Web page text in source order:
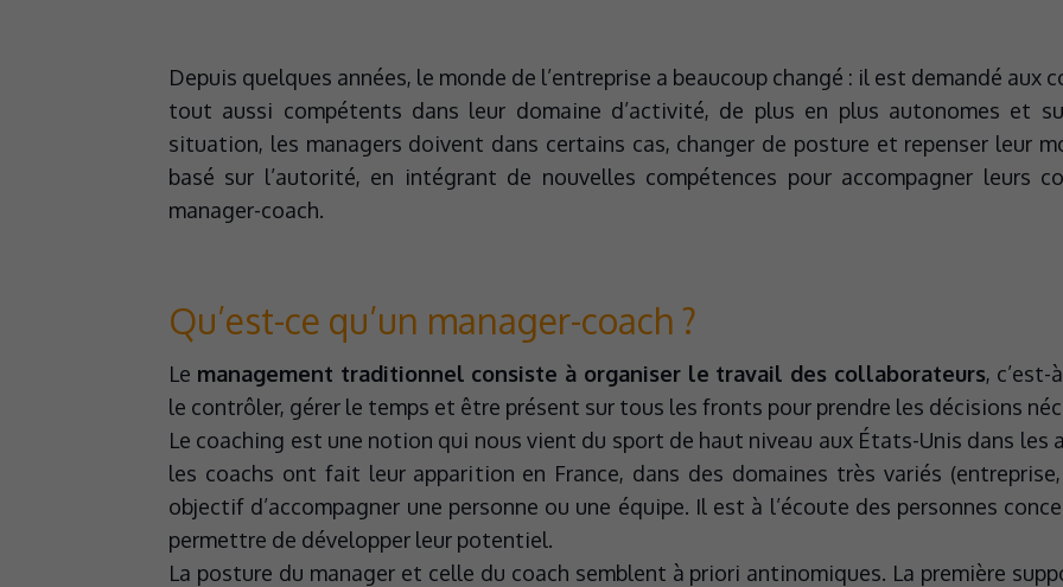
Depuis quelques années, le monde de l’entreprise a beaucoup changé : il est demandé aux
tout aussi compétents dans leur domaine d’activité, de plus en plus autonomes et
situation, les managers doivent dans certains cas, changer de posture et repenser leur
basé sur l’autorité, en intégrant de nouvelles compétences pour accompagner leurs
manager-coach.
Qu’est-ce qu’un manager-coach ?
Le management traditionnel consiste à organiser le travail des collaborateurs,
le contrôler, gérer le temps et être présent sur tous les fronts pour prendre les décisions
Le coaching est une notion qui nous vient du sport de haut niveau aux États-Unis dans les
les coachs ont fait leur apparition en France, dans des domaines très variés
objectif d’accompagner une personne ou une équipe. Il est à l’écoute des personnes
permettre de développer leur potentiel.
La posture du manager et celle du coach semblent à priori antinomiques. La première